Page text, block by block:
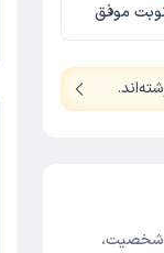
موفق
.
شخصیت،